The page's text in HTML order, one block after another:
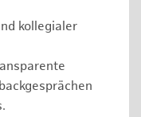
kollegialer